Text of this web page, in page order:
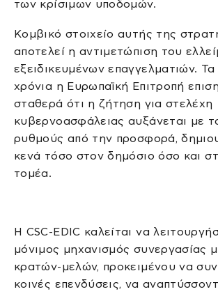
των κρίσιμων υποδομών.
Κομβικό στοιχείο αυτής της
αποτελεί η αντιμετώπιση του
εξειδικευμένων επαγγελματιών. Τα
χρόνια η Ευρωπαϊκή Επιτροπή
σταθερά ότι η ζήτηση για στελέχη
κυβερνοασφάλειας αυξάνεται με
ρυθμούς από την προσφορά,
κενά τόσο στον δημόσιο όσο και
τομέα.
Η CSC-EDIC καλείται να
μόνιμος μηχανισμός συνεργασίας
κρατών-μελών, προκειμένου να
κοινές επενδύσεις, να